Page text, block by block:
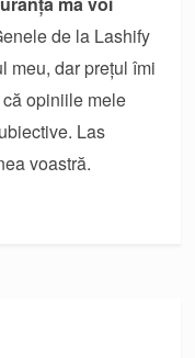
de la Lashify
meu, dar prețul îmi
opiniile mele
Las
voastră.